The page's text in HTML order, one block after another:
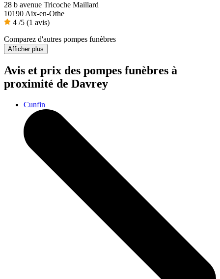
28 b avenue Tricoche Maillard
10190 Aix-en-Othe
4 /5 (1 avis)
Comparez d'autres pompes funèbres
Afficher plus
Avis et prix des pompes funèbres à
proximité de Davrey
Cunfin